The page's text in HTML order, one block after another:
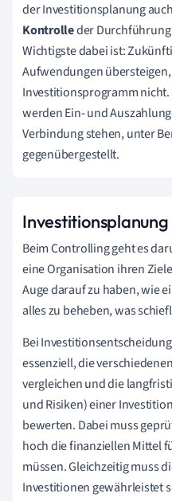
der Investitionsplanung
Kontrolleder
Wichtigste dabei ist:
Aufwendungen
Investitionsprogramm
werden Ein- und
Verbindung stehen, unter
gegenübergestellt.
Beim Controlling geht es
eine Organisation ihren
Auge darauf zu haben, wie
alles zu beheben, was
Bei
essenziell, die
vergleichen und die
und Risiken) einer
bewerten. Dabei muss
hoch die finanziellen Mittel
müssen. Gleichzeitig muss
Investitionen gewährleistet